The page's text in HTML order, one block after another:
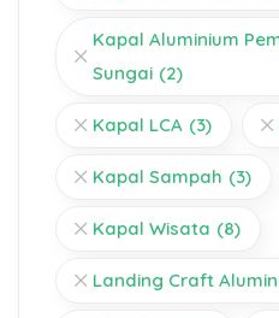
Kapal Aluminium
Sungai (2)
Kapal LCA (3)
Kapal Sampah (3)
Kapal Wisata (8)
Landing Craft